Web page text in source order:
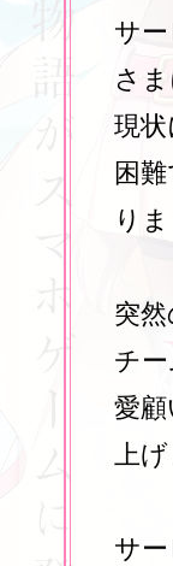
サ
さ
現
困
りま
突
チ
愛
上げ
サ